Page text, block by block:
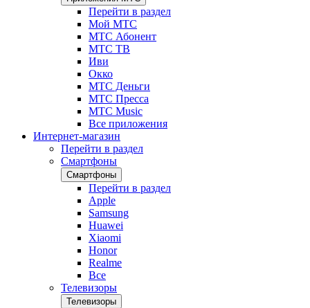
Перейти в раздел
Мой МТС
МТС Абонент
МТС ТВ
Иви
Окко
МТС Деньги
МТС Пресса
МТС Music
Все приложения
Интернет-магазин
Перейти в раздел
Смартфоны
Смартфоны
Перейти в раздел
Apple
Samsung
Huawei
Xiaomi
Honor
Realme
Все
Телевизоры
Телевизоры